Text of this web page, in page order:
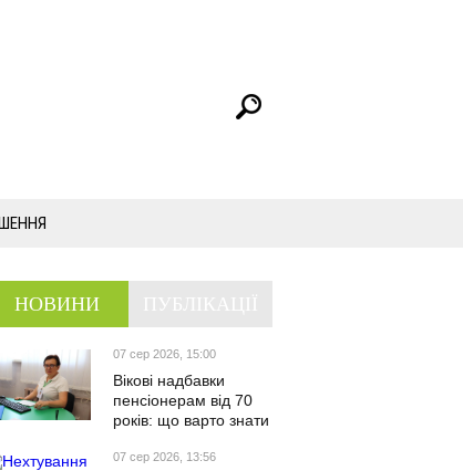
НОВИНИ
07 сер 2026, 15:00
Вікові надбавки
пенсіонерам від 70
років: що варто знати
07 сер 2026, 13:56